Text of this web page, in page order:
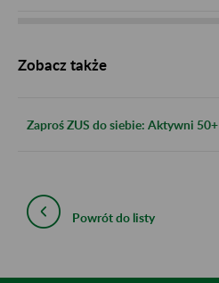
Zobacz także
Zaproś ZUS do siebie: Aktywni 50+
Powrót do listy